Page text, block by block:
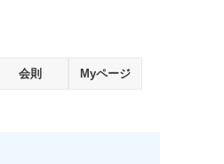
会則 Myページ